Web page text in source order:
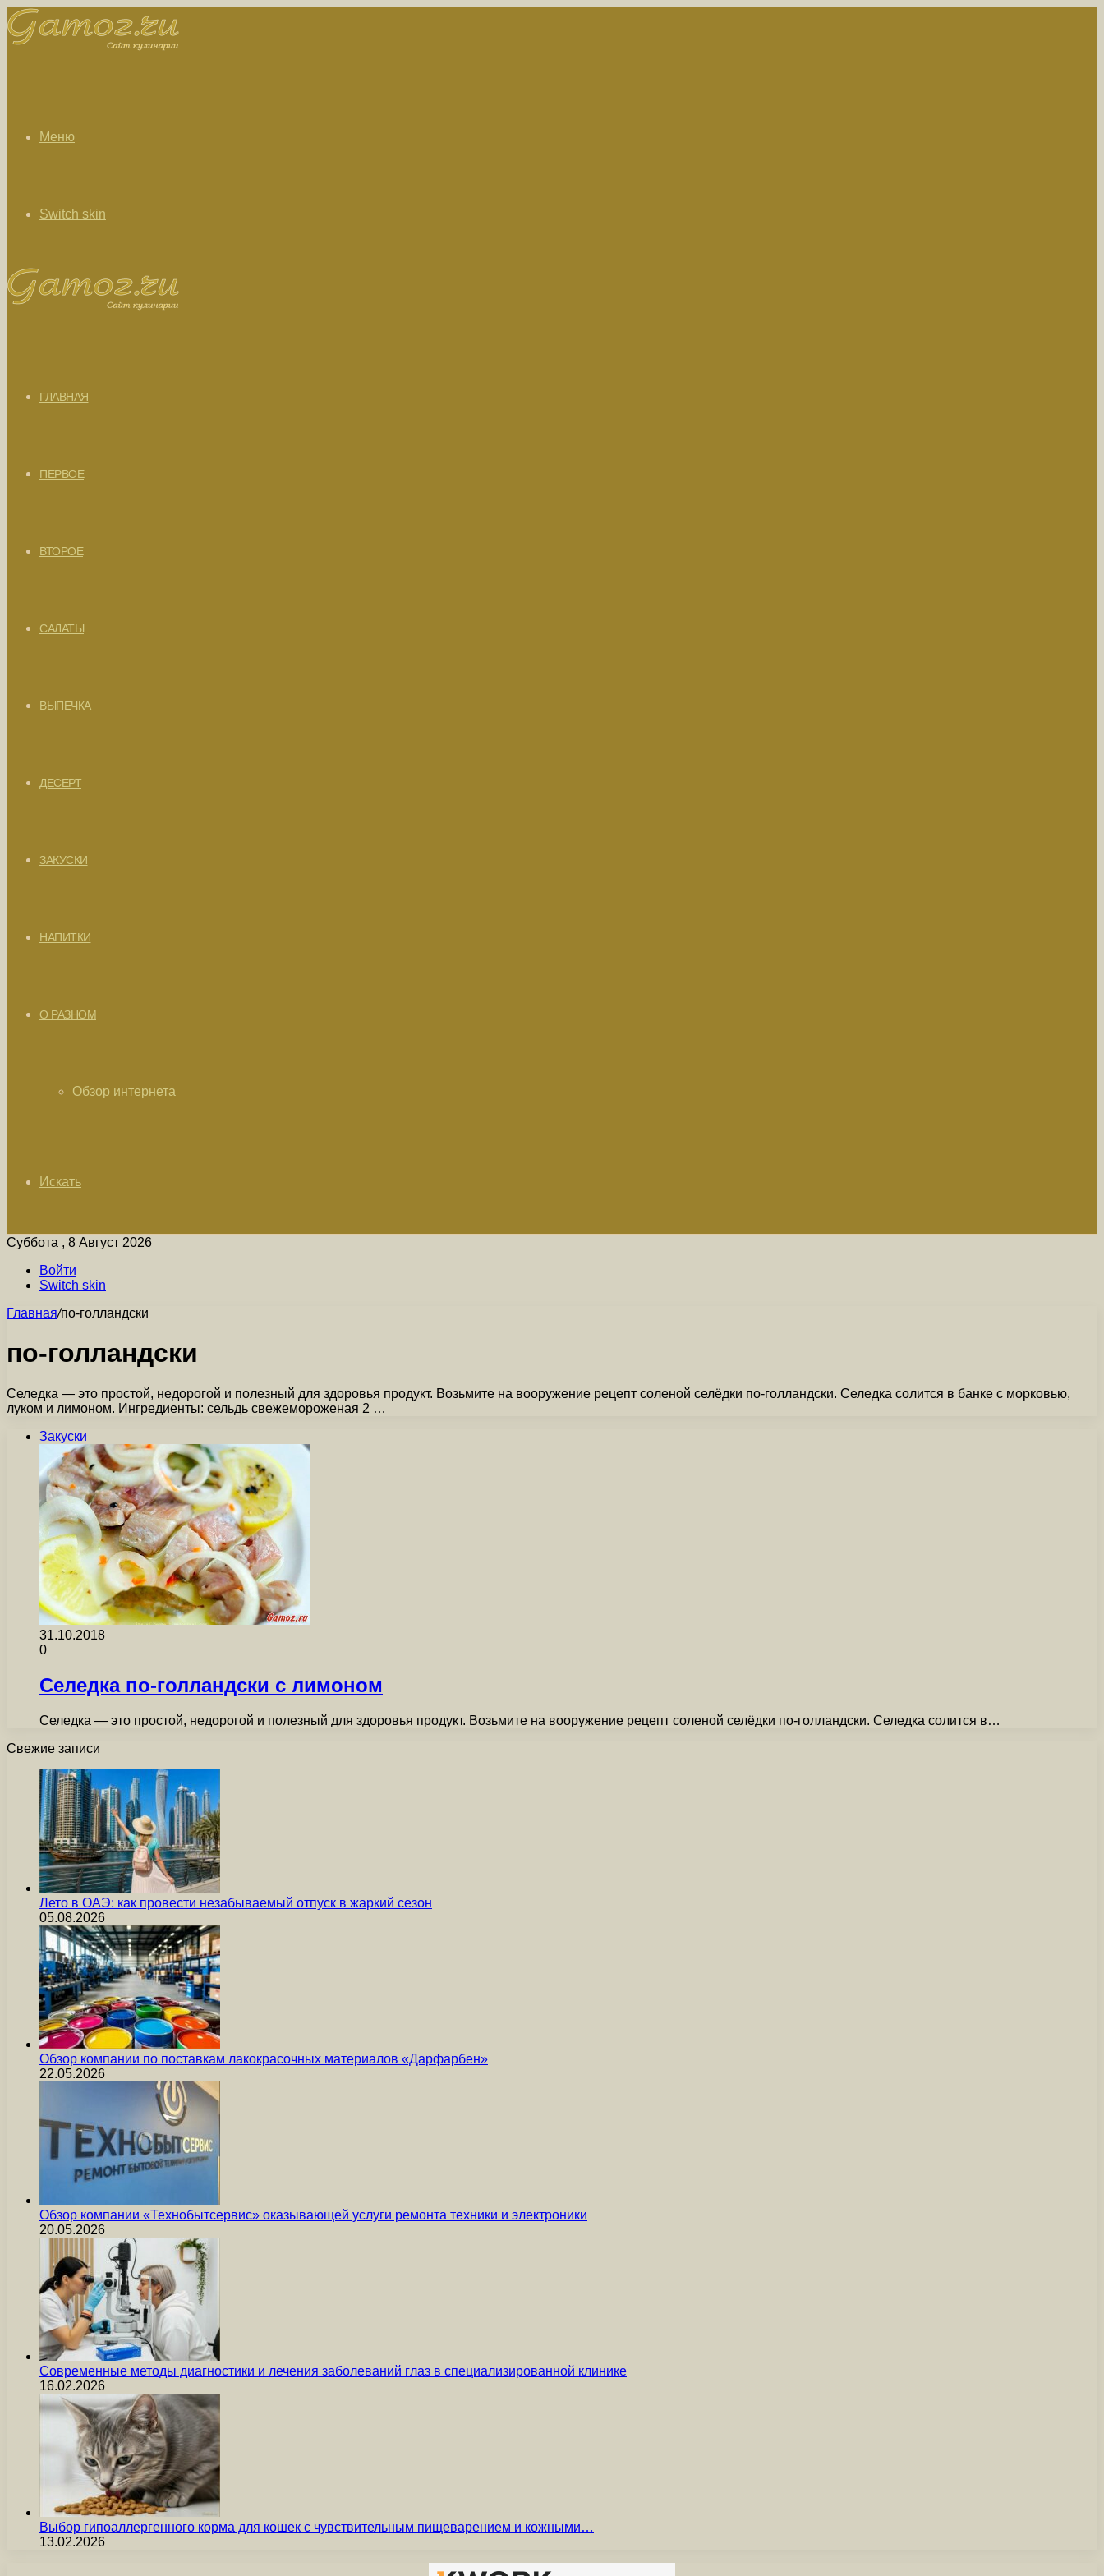
Меню
Switch skin
ГЛАВНАЯ
ПЕРВОЕ
ВТОРОЕ
САЛАТЫ
ВЫПЕЧКА
ДЕСЕРТ
ЗАКУСКИ
НАПИТКИ
О РАЗНОМ
Обзор интернета
Искать
Суббота , 8 Август 2026
Войти
Switch skin
Главная/по-голландски
по-голландски
Селедка — это простой, недорогой и полезный для здоровья продукт. Возьмите на вооружение рецепт соленой селёдки по-голландски. Селедка солится в банке с морковью,
луком и лимоном. Ингредиенты: сельдь свежемороженая 2 …
Закуски
31.10.2018
0
Селедка по-голландски с лимоном
Селедка — это простой, недорогой и полезный для здоровья продукт. Возьмите на вооружение рецепт соленой селёдки по-голландски. Селедка солится в…
Свежие записи
Лето в ОАЭ: как провести незабываемый отпуск в жаркий сезон
05.08.2026
Обзор компании по поставкам лакокрасочных материалов «Дарфарбен»
22.05.2026
Обзор компании «Технобытсервис» оказывающей услуги ремонта техники и электроники
20.05.2026
Современные методы диагностики и лечения заболеваний глаз в специализированной клинике
16.02.2026
Выбор гипоаллергенного корма для кошек с чувствительным пищеварением и кожными…
13.02.2026